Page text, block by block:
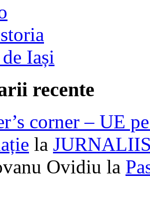
Iași
recente
corner – UE
la
Ovidiu la